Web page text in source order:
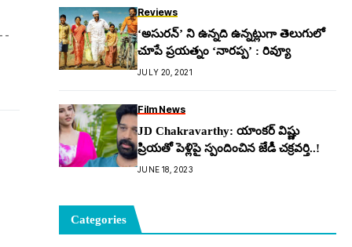
Reviews
‘అసురన్’ ని ఉన్నది ఉన్నట్లుగా తెలుగులో
చూపే ప్రయత్నం ‘నారప్ప’ : రివ్యూ
JULY 20, 2021
Film News
JD Chakravarthy: యాంక‌ర్ విష్ణు
ప్రియ‌తో పెళ్లిపై స్పందించిన జేడీ చ‌క్ర‌వ‌ర్తి..!
JUNE 18, 2023
Categories